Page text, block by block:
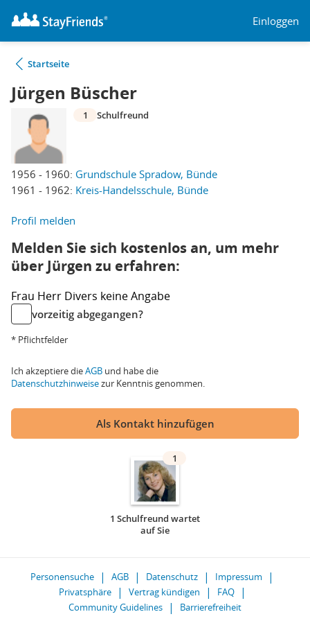
Einloggen
Startseite
Jürgen Büscher
1956 - 1960: Grundschule Spradow, Bünde
1961 - 1962: Kreis-Handelsschule, Bünde
1 Schulfreund
Profil melden
Melden Sie sich kostenlos an, um mehr
über Jürgen zu erfahren:
Frau Herr Divers keine Angabe
vorzeitig abgegangen?
* Pflichtfelder
Ich akzeptiere dieAGB und habe die
Datenschutzhinweisezur Kenntnis genommen.
Als Kontakt hinzufügen
1
1 Schulfreund wartet
auf Sie
Personensuche AGB Datenschutz
Impressum
Privatsphäre
Vertrag kündigen
FAQ
Community Guidelines
Barrierefreiheit